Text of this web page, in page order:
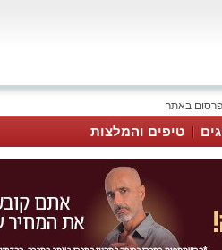
באתר
טיפים והמלצות